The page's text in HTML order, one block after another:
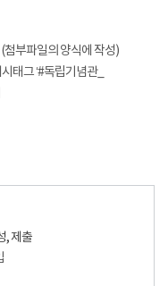
부파일의 양식에 작성)
태그 ‘#독립기념관_
, 제출